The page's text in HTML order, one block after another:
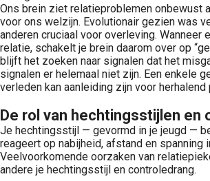
Ons brein ziet relatieproblemen onbewust
voor ons welzijn. Evolutionair gezien was
anderen cruciaal voor overleving. Wanneer
relatie, schakelt je brein daarom over op
blijft het zoeken naar signalen dat het
signalen er helemaal niet zijn. Een enkele
verleden kan aanleiding zijn voor herhalend
De rol van hechtingsstijlen en
Je hechtingsstijl — gevormd in je jeugd —
reageert op nabijheid, afstand en spanning
Veelvoorkomende oorzaken van
andere je hechtingsstijl en controledrang.